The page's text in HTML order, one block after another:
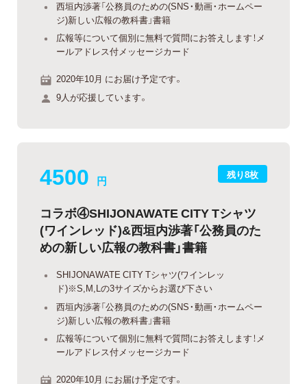
西垣内渉著「公務員のための(SNS・動画・ホームペー
ジ)新しい広報の教科書」書籍
広報等について個別に無料で質問にお答えします！メ
ールアドレス付メッセージカード
2020年10月 にお届け予定です。
9人が応援しています。
残り8枚
4500 円
コラボ④SHIJONAWATE CITY Tシャツ
(ワインレッド)&西垣内渉著「公務員のた
めの新しい広報の教科書」書籍
SHIJONAWATE CITY Tシャツ(ワインレッ
ド)※S,M,Lの3サイズからお選び下さい
西垣内渉著「公務員のための(SNS・動画・ホームペー
ジ)新しい広報の教科書」書籍
広報等について個別に無料で質問にお答えします！メ
ールアドレス付メッセージカード
2020年10月 にお届け予定です。